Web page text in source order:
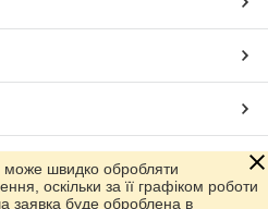
може швидко обробляти
оскільки за її графіком роботи
заявка буде оброблена в